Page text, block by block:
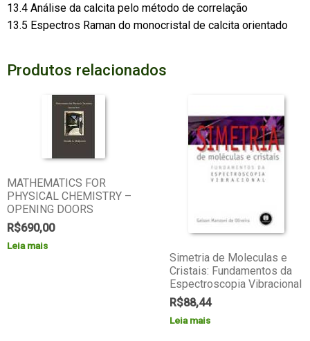
13.4 Análise da calcita pelo método de correlação
13.5 Espectros Raman do monocristal de calcita orientado
Produtos relacionados
MATHEMATICS FOR
PHYSICAL CHEMISTRY –
OPENING DOORS
R$690,00
Leia mais
Simetria de Moleculas e
Cristais: Fundamentos da
Espectroscopia Vibracional
R$88,44
Leia mais